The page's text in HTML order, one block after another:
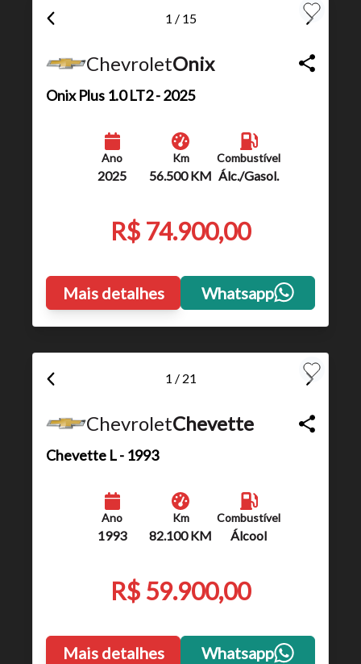
1 / 15
ChevroletOnix
Onix Plus 1.0 LT2 - 2025
Ano
2025
Km
56.500 KM
Combustível
Álc./Gasol.
R$ 74.900,00
Mais detalhes Whatsapp
1 / 21
ChevroletChevette
Chevette L - 1993
Ano
1993
Km
82.100 KM
Combustível
Álcool
R$ 59.900,00
Mais detalhes Whatsapp